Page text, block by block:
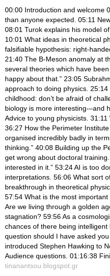
00:00 Introduction and welcome
than anyone expected. 05:11
08:01 Turok explains his model
10:01 What ideas in theoretical
falsifiable hypothesis: right-
21:40 The B-Meson anomaly at
several theories which have
happy about that.” 23:05
approach to doing physics.
childhood: don’t be afraid of
biology is more interesting-–and
Advice to young physicists.
36:27 How the Perimeter
organised incredibly badly in
thinking.” 40:08 Building up the
get wrong about doctoral
interested in it.” 53:24 AI is too
interpretations. 56:06 What sort
breakthrough in theoretical
57:54 What is the most
Are we living through a golden
stagnation? 59:56 As a
chances of there being
question should I have asked you
introduced Stephen Hawking to
Audience questions. 01:16:38
tinanantsou.blogspot.gr